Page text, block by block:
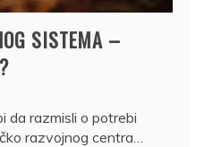
SISTEMA –
da razmisli o potrebi
razvojnog centra…